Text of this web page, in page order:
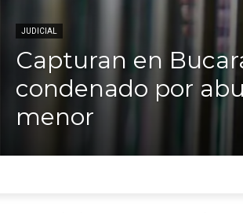
JUDICIAL
Capturan en
condenado por
menor